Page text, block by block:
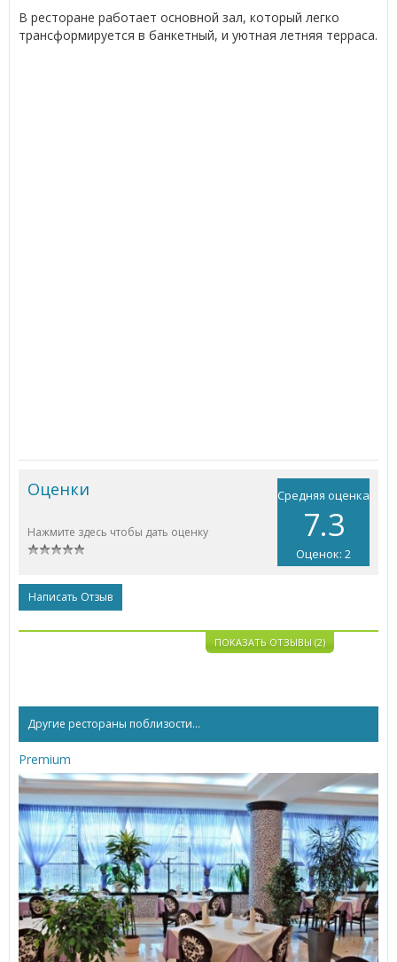
В ресторане работает основной зал, который легко
трансформируется в банкетный, и уютная летняя терраса.
Средняя оценка
7.3
Оценок: 2
Оценки
Нажмите здесь чтобы дать оценку
Написать Отзыв
ПОКАЗАТЬ ОТЗЫВЫ (2)
Другие рестораны поблизости...
Premium